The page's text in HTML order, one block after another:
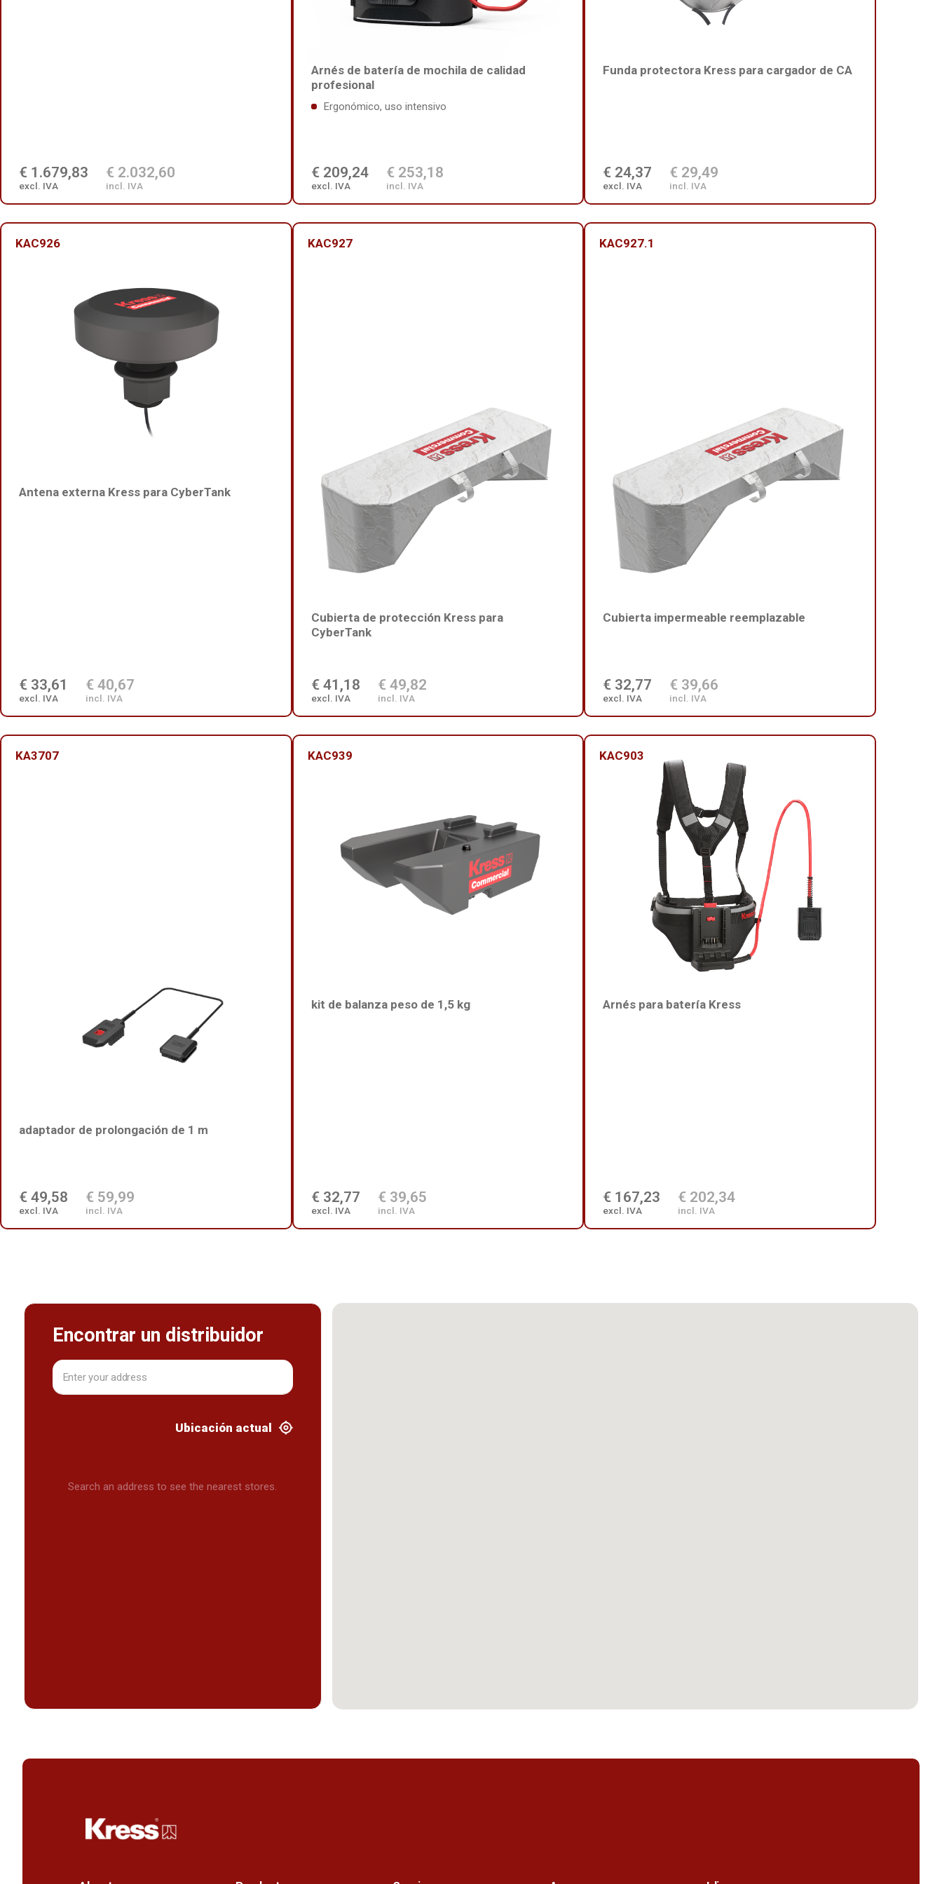
€ 1.679,83
excl. IVA
€ 2.032,60
incl. IVA
Arnés de batería de mochila de calidad
profesional
Ergonómico, uso intensivo
€ 209,24
excl. IVA
€ 253,18
incl. IVA
Funda protectora Kress para cargador de CA
€ 24,37
excl. IVA
€ 29,49
incl. IVA
KAC926
Antena externa Kress para CyberTank
€ 33,61
excl. IVA
€ 40,67
incl. IVA
KAC927
Cubierta de protección Kress para
CyberTank
€ 41,18
excl. IVA
€ 49,82
incl. IVA
KAC927.1
Cubierta impermeable reemplazable
€ 32,77
excl. IVA
€ 39,66
incl. IVA
KA3707
adaptador de prolongación de 1 m
€ 49,58
excl. IVA
€ 59,99
incl. IVA
KAC939
kit de balanza peso de 1,5 kg
€ 32,77
excl. IVA
€ 39,65
incl. IVA
KAC903
Arnés para batería Kress
€ 167,23
excl. IVA
€ 202,34
incl. IVA
Encontrar un distribuidor
Ubicación actual
Search an address to see the nearest stores.